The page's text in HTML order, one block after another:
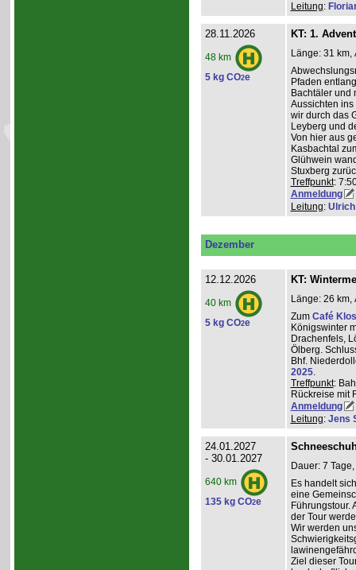
Leitung:
28.11.2026
48 km
5 kg CO2e
KT: 1.
Länge: 31 km,
Pfaden
Bachtäler und
Aussichten
wir durch das
Leyberg und
Von hier aus
Kasbachtal
Glühwein
Stuxberg
Treffpunkt:
Anmeldung
Leitung:
Dezember
12.12.2026
40 km
5 kg CO2e
KT:
Länge: 26 km,
Zum Café
Königswinter
Drachenfels,
Ölberg.
Bhf.
2025.
Treffpunkt:
Rückreise mit
Anmeldung
Leitung: Jens
24.01.2027
- 30.01.2027
640 km
135 kg CO2e
Dauer: 7
Es handelt
eine
Führungstour.
der Tour
Wir werden
Ziel dieser